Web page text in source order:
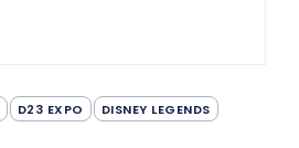
D23 EXPO
DISNEY LEGENDS